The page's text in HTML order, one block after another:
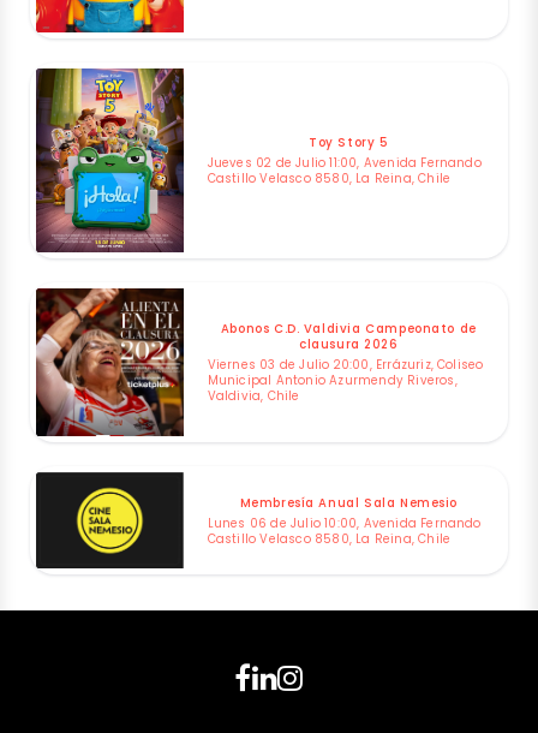
Toy Story 5
Jueves 02 de Julio 11:00, Avenida Fernando
Castillo Velasco 8580, La Reina, Chile
Abonos C.D. Valdivia Campeonato de
clausura 2026
Viernes 03 de Julio 20:00, Errázuriz, Coliseo
Municipal Antonio Azurmendy Riveros,
Valdivia, Chile
Membresía Anual Sala Nemesio
Lunes 06 de Julio 10:00, Avenida Fernando
Castillo Velasco 8580, La Reina, Chile